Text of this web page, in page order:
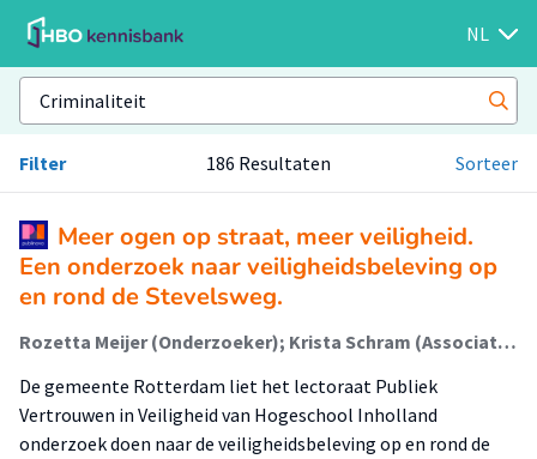
NL
Filter 186 Resultaten Sorteer
Meer ogen op straat, meer veiligheid.
Een onderzoek naar veiligheidsbeleving op
en rond de Stevelsweg.
Rozetta Meijer (Onderzoeker); Krista Schram (Associate Lector)
De gemeente Rotterdam liet het lectoraat Publiek
Vertrouwen in Veiligheid van Hogeschool Inholland
onderzoek doen naar de veiligheidsbeleving op en rond de